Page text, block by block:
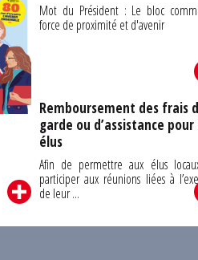
Mot du Président : Le bloc
force de proximité et d'avenir
Remboursement des frais
garde ou d’assistance pour
élus
Afin de permettre aux élus
participer aux réunions liées à
de leur ...